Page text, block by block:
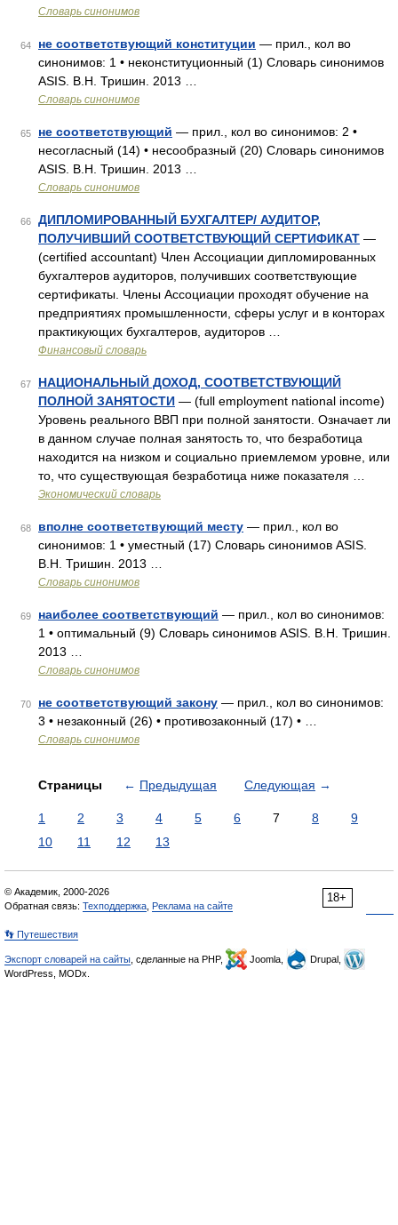
Словарь синонимов
64 не соответствующий конституции — прил., кол во
синонимов: 1 • неконституционный (1) Словарь синонимов
ASIS. В.Н. Тришин. 2013 …
Словарь синонимов
65 не соответствующий — прил., кол во синонимов: 2 •
несогласный (14) • несообразный (20) Словарь синонимов
ASIS. В.Н. Тришин. 2013 …
Словарь синонимов
66
ДИПЛОМИРОВАННЫЙ БУХГАЛТЕР/ АУДИТОР,
ПОЛУЧИВШИЙ СООТВЕТСТВУЮЩИЙ СЕРТИФИКАТ —
(certified accountant) Член Ассоциации дипломированных
бухгалтеров аудиторов, получивших соответствующие
сертификаты. Члены Ассоциации проходят обучение на
предприятиях промышленности, сферы услуг и в конторах
практикующих бухгалтеров, аудиторов …
Финансовый словарь
67
НАЦИОНАЛЬНЫЙ ДОХОД, СООТВЕТСТВУЮЩИЙ
ПОЛНОЙ ЗАНЯТОСТИ — (full employment national income)
Уровень реального ВВП при полной занятости. Означает ли
в данном случае полная занятость то, что безработица
находится на низком и социально приемлемом уровне, или
то, что существующая безработица ниже показателя …
Экономический словарь
68 вполне соответствующий месту — прил., кол во
синонимов: 1 • уместный (17) Словарь синонимов ASIS.
В.Н. Тришин. 2013 …
Словарь синонимов
69 наиболее соответствующий — прил., кол во синонимов:
1 • оптимальный (9) Словарь синонимов ASIS. В.Н. Тришин.
2013 …
Словарь синонимов
70 не соответствующий закону — прил., кол во синонимов:
3 • незаконный (26) • противозаконный (17) • …
Словарь синонимов
Страницы ← Предыдущая Следующая →
1 2 3 4 5 6 7 8
9
10
11 12 13
18+
© Академик, 2000-2026
Обратная связь: Техподдержка Реклама на сайте
👣 Путешествия
Экспорт словарей на сайты , сделанные на PHP, Joomla,
Drupal,
WordPress, MODx.